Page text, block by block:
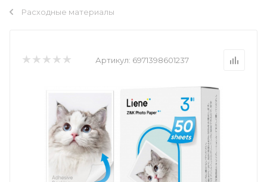
Расходные материалы
Артикул: 6971398601237